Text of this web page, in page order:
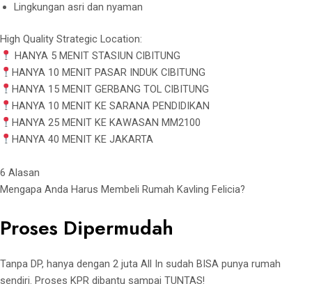
Lingkungan asri dan nyaman
High Quality Strategic Location:
HANYA 5 MENIT STASIUN CIBITUNG
HANYA 10 MENIT PASAR INDUK CIBITUNG
HANYA 15 MENIT GERBANG TOL CIBITUNG
HANYA 10 MENIT KE SARANA PENDIDIKAN
HANYA 25 MENIT KE KAWASAN MM2100
HANYA 40 MENIT KE JAKARTA
6 Alasan
Mengapa Anda Harus Membeli Rumah Kavling Felicia?
Proses Dipermudah
Tanpa DP, hanya dengan 2 juta All In sudah BISA punya rumah
sendiri. Proses KPR dibantu sampai TUNTAS!